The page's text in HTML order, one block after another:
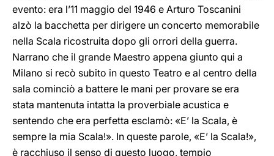
evento: era l’11 maggio del 1946 e Arturo Toscanini
alzò la bacchetta per dirigere un concerto memorabile
nella Scala ricostruita dopo gli orrori della guerra.
Narrano che il grande Maestro appena giunto qui a
Milano si recò subito in questo Teatro e al centro della
sala cominciò a battere le mani per provare se era
stata mantenuta intatta la proverbiale acustica e
sentendo che era perfetta esclamò: «E’ la Scala, è
sempre la mia Scala!». In queste parole, «E’ la Scala!»,
è racchiuso il senso di questo luogo, tempio